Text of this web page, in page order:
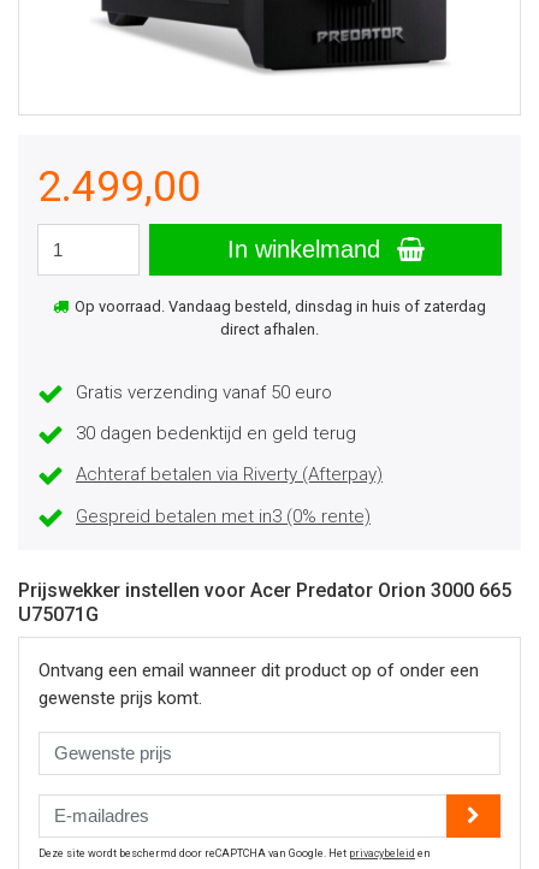
2.499,00
In winkelmand
Op voorraad. Vandaag besteld, dinsdag in huis of zaterdag
direct afhalen.
Gratis verzending vanaf 50 euro
30 dagen bedenktijd en geld terug
Achteraf betalen via Riverty (Afterpay)
Gespreid betalen met in3 (0% rente)
Prijswekker instellen voor Acer Predator Orion 3000 665
U75071G
Ontvang een email wanneer dit product op of onder een
gewenste prijs komt.
Deze site wordt beschermd door reCAPTCHA van Google. Het privacybeleid en